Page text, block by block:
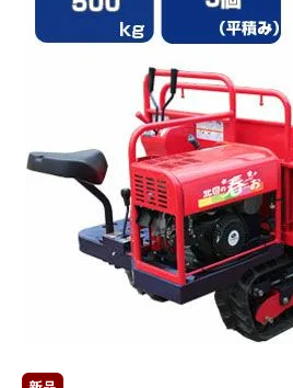
作業用品
ブログ
利用ガイド FAQ